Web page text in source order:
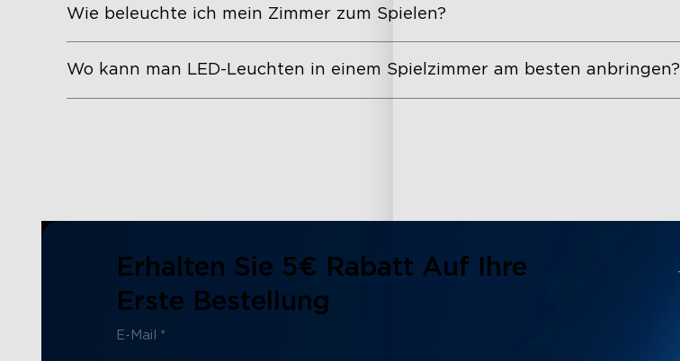
Wie beleuchte ich mein Zimmer zum Spielen?
Wo kann man LED-Leuchten in einem Spielzimmer am besten anbringen?
Erhalten Sie 5€ Rabatt Auf Ihre
Erste Bestellung